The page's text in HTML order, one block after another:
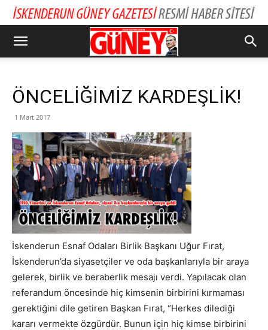
ÖNCELİĞİMİZ KARDEŞLİK!
1 Mart 2017
İskenderun Esnaf Odaları Birlik Başkanı Uğur Fırat,
İskenderun’da siyasetçiler ve oda başkanlarıyla bir araya
gelerek, birlik ve beraberlik mesajı verdi. Yapılacak olan
referandum öncesinde hiç kimsenin birbirini kırmaması
gerektiğini dile getiren Başkan Fırat, “Herkes dilediği
kararı vermekte özgürdür. Bunun için hiç kimse birbirini